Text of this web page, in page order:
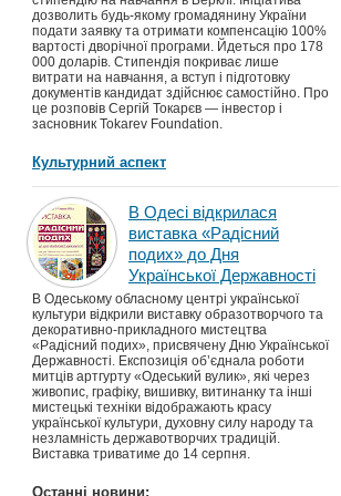
дозволить будь-якому громадянину України
подати заявку та отримати компенсацію 100%
вартості дворічної програми. Йдеться про 178
000 доларів. Стипендія покриває лише
витрати на навчання, а вступ і підготовку
документів кандидат здійснює самостійно. Про
це розповів Сергій Токарєв — інвестор і
засновник Tokarev Foundation.
Культурний аспект
В Одесі відкрилася
виставка «Радісний
подих» до Дня
Української Державності
В Одеському обласному центрі української
культури відкрили виставку образотворчого та
декоративно-прикладного мистецтва
«Радісний подих», присвячену Дню Української
Державності. Експозиція об’єднала роботи
митців артгурту «Одеський вулик», які через
живопис, графіку, вишивку, витинанку та інші
мистецькі техніки відображають красу
української культури, духовну силу народу та
незламність державотворчих традицій.
Виставка триватиме до 14 серпня.
Останні новини: